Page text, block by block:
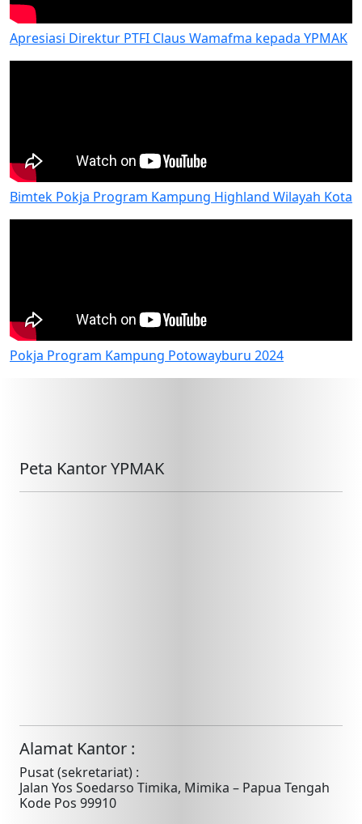
Apresiasi Direktur PTFI Claus Wamafma kepada YPMAK
Bimtek Pokja Program Kampung Highland Wilayah Kota
Pokja Program Kampung Potowayburu 2024
Peta Kantor YPMAK
Alamat Kantor :
Pusat (sekretariat) :
Jalan Yos Soedarso Timika, Mimika – Papua Tengah
Kode Pos 99910